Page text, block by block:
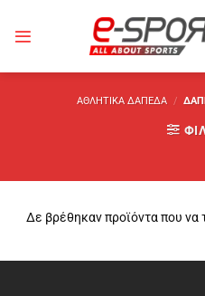
περιεχόμενο
ΑΘΛΗΤΙΚΆ ΔΆΠΕΔΑ /
Δε βρέθηκαν προϊόντα που να